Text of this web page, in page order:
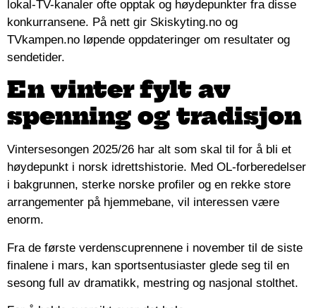
lokal-TV-kanaler ofte opptak og høydepunkter fra disse
konkurransene. På nett gir Skiskyting.no og
TVkampen.no løpende oppdateringer om resultater og
sendetider.
En vinter fylt av
spenning og tradisjon
Vintersesongen 2025/26 har alt som skal til for å bli et
høydepunkt i norsk idrettshistorie. Med OL-forberedelser
i bakgrunnen, sterke norske profiler og en rekke store
arrangementer på hjemmebane, vil interessen være
enorm.
Fra de første verdenscuprennene i november til de siste
finalene i mars, kan sportsentusiaster glede seg til en
sesong full av dramatikk, mestring og nasjonal stolthet.